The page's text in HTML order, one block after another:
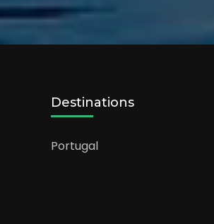
Destinations
Portugal